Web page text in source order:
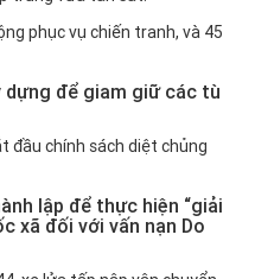
phục vụ chiến tranh, và 45
để giam giữ các tù
đầu chính sách diệt chủng
lập để thực hiện “giải
xã đối với vấn nạn Do